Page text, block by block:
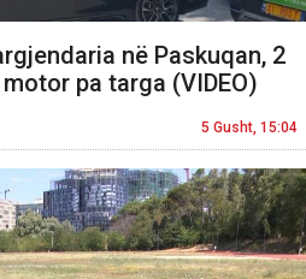
në Paskuqan, 2
pa targa (VIDEO)
5 Gusht, 15:04